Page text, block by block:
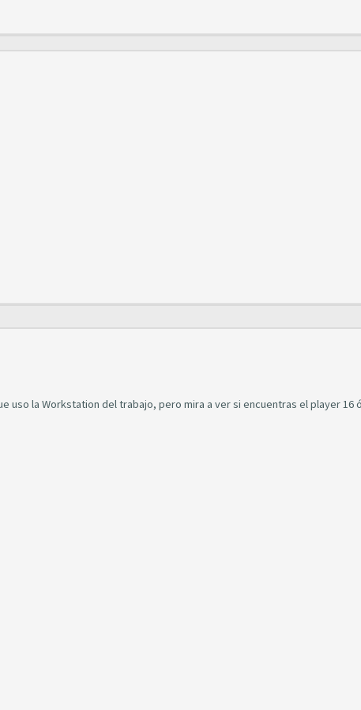
uso la Workstation del trabajo, pero mira a ver si encuentras el player 16